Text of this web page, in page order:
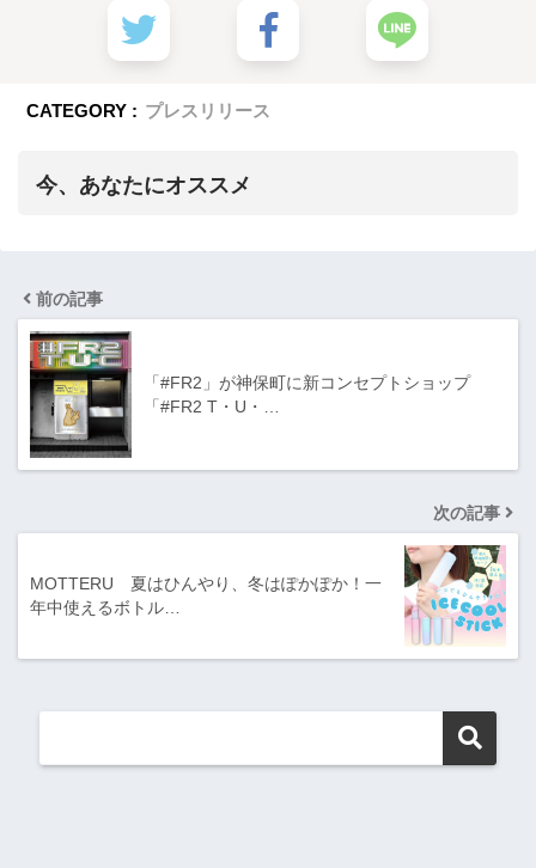
CATEGORY : プレスリリース
今、あなたにオススメ
前の記事
「#FR2」が神保町に新コンセプトショップ
「#FR2 T・U・…
次の記事
MOTTERU 夏はひんやり、冬はぽかぽか！一
年中使えるボトル…